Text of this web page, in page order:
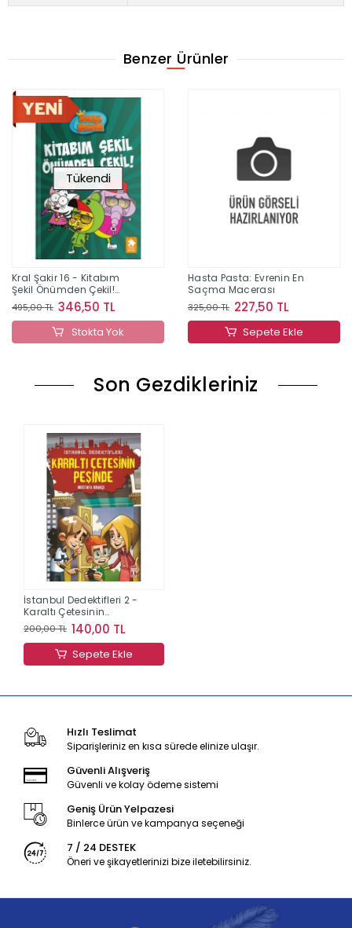
Benzer Ürünler
Tükendi
Kral Şakir 16 - Kitabım
Şekil Önümden Çekil!
(Ciltli)
495,00 TL 346,50 TL
Stokta Yok
Hasta Pasta: Evrenin En
Saçma Macerası
325,00 TL 227,50 TL
Sepete Ekle
Son Gezdikleriniz
İstanbul Dedektifleri 2 -
Karaltı Çetesinin
Peşinde
200,00 TL 140,00 TL
Sepete Ekle
Hızlı Teslimat
Siparişleriniz en kısa sürede elinize ulaşır.
Güvenli Alışveriş
Güvenli ve kolay ödeme sistemi
Geniş Ürün Yelpazesi
Binlerce ürün ve kampanya seçeneği
7 / 24 DESTEK
Öneri ve şikayetlerinizi bize iletebilirsiniz.